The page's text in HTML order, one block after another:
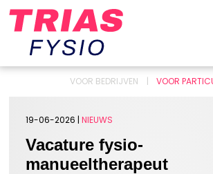
VOOR BEDRIJVEN VOOR
19-06-2026 |NIEUWS
Vacature fysio-
manueeltherapeut